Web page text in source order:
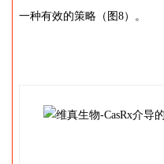
一种有效的策略（图8）。